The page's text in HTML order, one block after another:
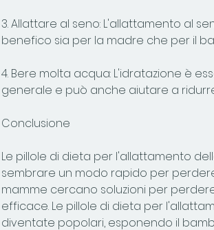
3. Allattare al seno: L'allattamento al
benefico sia per la madre che per il
4. Bere molta acqua: L'idratazione è
generale e può anche aiutare a
Conclusione
Le pillole di dieta per l'allattamento
sembrare un modo rapido per
mamme cercano soluzioni per
efficace. Le pillole di dieta per
diventate popolari, esponendo il